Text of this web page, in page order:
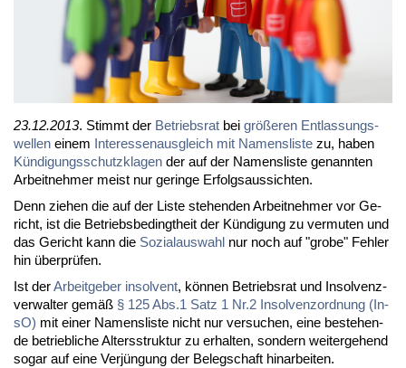
23.12.2013. Stimmt der Be­triebs­rat bei grö­ße­ren Ent­las­sungs­
wel­len ei­nem In­ter­es­sen­aus­gleich mit Na­mens­lis­te zu, ha­ben
Kün­di­gungs­schutz­kla­gen der auf der Na­mens­lis­te ge­nann­ten
Ar­beit­neh­mer meist nur ge­rin­ge Er­folgs­aus­sich­ten.
Denn zie­hen die auf der Lis­te ste­hen­den Ar­beit­neh­mer vor Ge­
richt, ist die Be­triebs­be­dingt­heit der Kün­di­gung zu ver­mu­ten und
das Ge­richt kann die So­zi­al­aus­wahl nur noch auf "gro­be" Feh­ler
hin über­prü­fen.
Ist derAr­beit­ge­ber in­sol­vent, kön­nen Be­triebs­rat und In­sol­venz­
ver­wal­ter ge­mäß § 125 Abs.1 Satz 1 Nr.2 In­sol­venz­ord­nung (In­
sO) mit ei­ner Na­mens­lis­te nicht nur ver­su­chen, ei­ne be­ste­hen­
de be­trieb­li­che Al­ters­struk­tur zu er­hal­ten, son­dern wei­ter­ge­hend
so­gar auf ei­ne Ver­jün­gung der Be­leg­schaft hin­ar­bei­ten.